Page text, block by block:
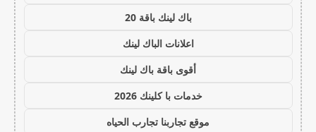
باك لينك باقة 20
اعلانات الباك لينك
أقوى باقة باك لينك
خدمات با كلينك 2026
موقع تجاربنا تجارب الحياه